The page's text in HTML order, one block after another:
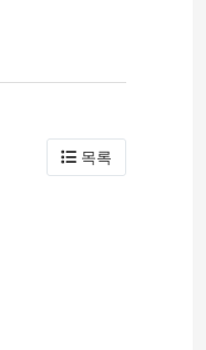
목록